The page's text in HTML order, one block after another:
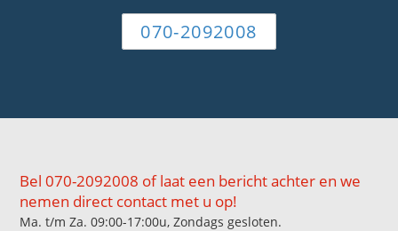
070-2092008
Bel 070-2092008 of laat een bericht achter en we
nemen direct contact met u op!
Ma. t/m Za. 09:00-17:00u, Zondags gesloten.